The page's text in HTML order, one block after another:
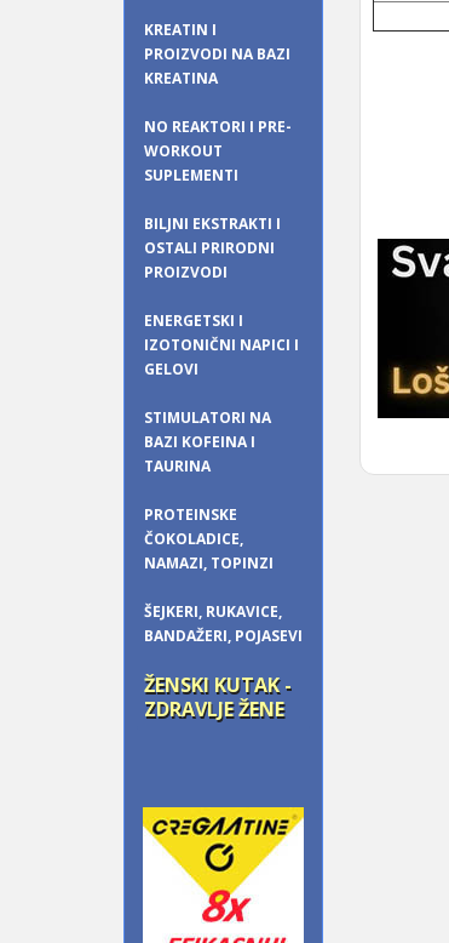
KREATIN I
PROIZVODI NA BAZI
KREATINA
NO REAKTORI I PRE-
WORKOUT
SUPLEMENTI
BILJNI EKSTRAKTI I
OSTALI PRIRODNI
PROIZVODI
ENERGETSKI I
IZOTONIČNI NAPICI I
GELOVI
STIMULATORI NA
BAZI KOFEINA I
TAURINA
PROTEINSKE
ČOKOLADICE,
NAMAZI, TOPINZI
ŠEJKERI, RUKAVICE,
BANDAŽERI, POJASEVI
ŽENSKI KUTAK -
ZDRAVLJE ŽENE